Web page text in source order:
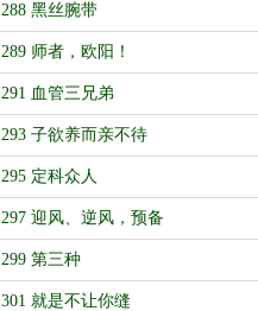
288 黑丝腕带
289 师者，欧阳！
291 血管三兄弟
293 子欲养而亲不待
295 定科众人
297 迎风、逆风，预备
299 第三种
301 就是不让你缝